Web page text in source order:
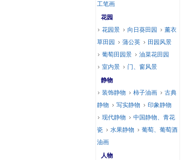
工笔画
花园
花园景
向日葵田园
薰衣
草田园
蒲公英
田园风景
葡萄田园景
油菜花田园
室内景
门、窗风景
静物
装饰静物
柿子油画
古典
静物
写实静物
印象静物
现代静物
中国静物、青花
瓷
水果静物
葡萄、葡萄酒
油画
人物